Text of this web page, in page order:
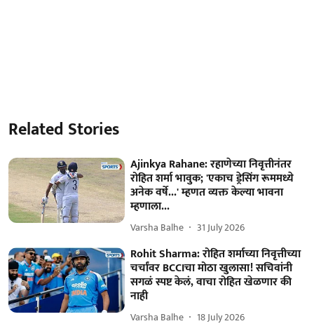
Related Stories
Ajinkya Rahane: रहाणेच्या निवृत्तीनंतर
रोहित शर्मा भावुक; 'एकाच ड्रेसिंग रूममध्ये
अनेक वर्षे...' म्हणत व्यक्त केल्या भावना
म्हणाला...
Varsha Balhe 31 July 2026
Rohit Sharma: रोहित शर्माच्या निवृत्तीच्या
चर्चांवर BCCIचा मोठा खुलासा! सचिवांनी
सगळं स्पष्ट केलं, वाचा रोहित खेळणार की
नाही
Varsha Balhe 18 July 2026